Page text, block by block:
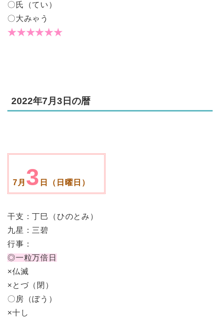
〇氏（てい）
〇大みゃう
★★★★★★
2022年7月3日の暦
7月 3 日（日曜日）
干支：丁巳（ひのとみ）
九星：三碧
行事：
◎一粒万倍日
×仏滅
×とづ（閉）
〇房（ぼう）
×十し